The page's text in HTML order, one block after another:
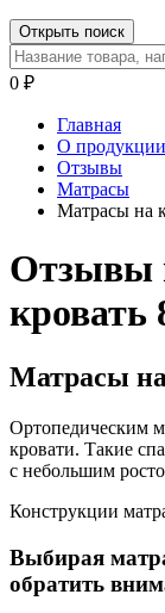
Открыть поиск
0 ₽
Главная
О продукции
Отзывы
Матрасы
Матрасы на
Отзывы
кровать
Матрасы на
Ортопедическим
кровати. Такие
с небольшим
Конструкции
Выбирая
обратить